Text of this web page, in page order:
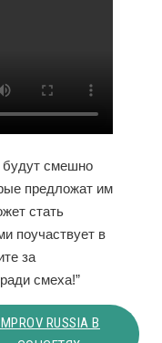
смешно
предложат им
стать
поучаствует в
за
смеха!”
RUSSIA В